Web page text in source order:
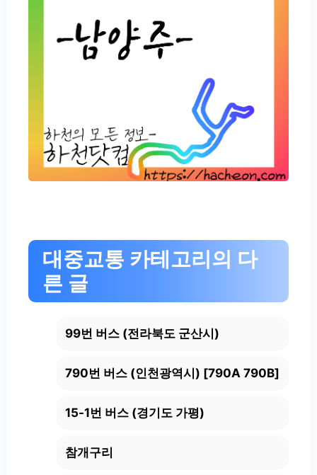
대중교통 카테고리의 다
른 글
99번 버스 (전라북도 군산시)
790번 버스 (인천광역시) [790A 790B]
15-1번 버스 (경기도 가평)
참개구리